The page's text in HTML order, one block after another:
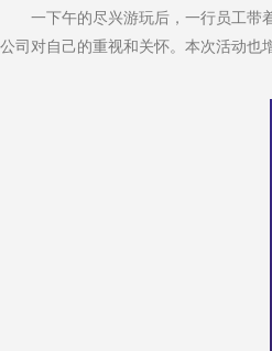
一下午的尽兴游玩后，一行员工带着
公司对自己的重视和关怀。本次活动也